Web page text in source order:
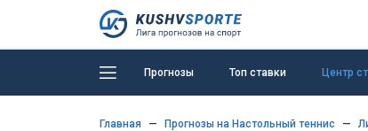
Прогнозы Топ ставки Центр
Главная Прогнозы на Настольный теннис